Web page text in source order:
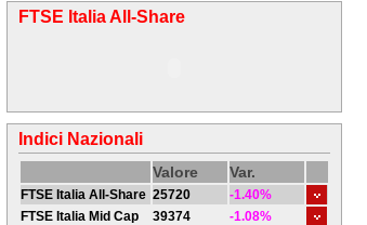
FTSE Italia All-Share
Indici Nazionali
Valore Var.
FTSE Italia All-Share 25720
-1.40%
FTSE Italia Mid Cap
39374
-1.08%